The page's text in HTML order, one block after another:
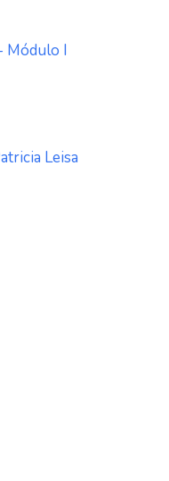
Módulo I
Leisa